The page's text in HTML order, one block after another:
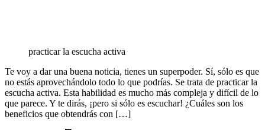
practicar la escucha activa
Te voy a dar una buena noticia, tienes un superpoder. Sí, sólo es que
no estás aprovechándolo todo lo que podrías. Se trata de practicar la
escucha activa. Esta habilidad es mucho más compleja y difícil de lo
que parece. Y te dirás, ¡pero si sólo es escuchar! ¿Cuáles son los
beneficios que obtendrás con […]